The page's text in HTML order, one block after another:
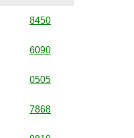
8450
6090
0505
7868